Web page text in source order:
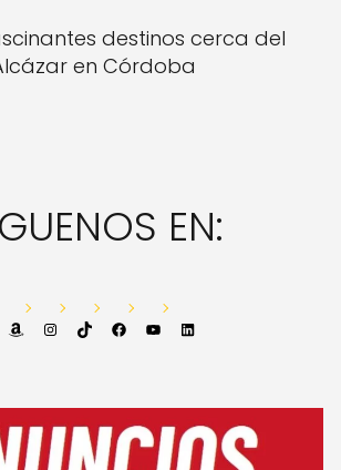
destinos cerca del
en Córdoba
EN:
AmazonInstagram
TikTok FacebookYouTube